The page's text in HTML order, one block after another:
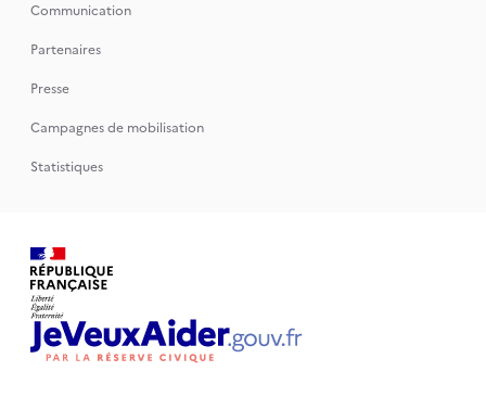
Communication
Partenaires
Presse
Campagnes de mobilisation
Statistiques